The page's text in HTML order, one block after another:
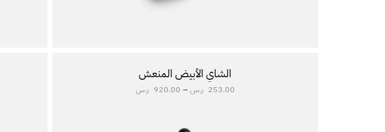
الشاي الأبيض المنعش
253.00 ر.س –
920.00 ر.س